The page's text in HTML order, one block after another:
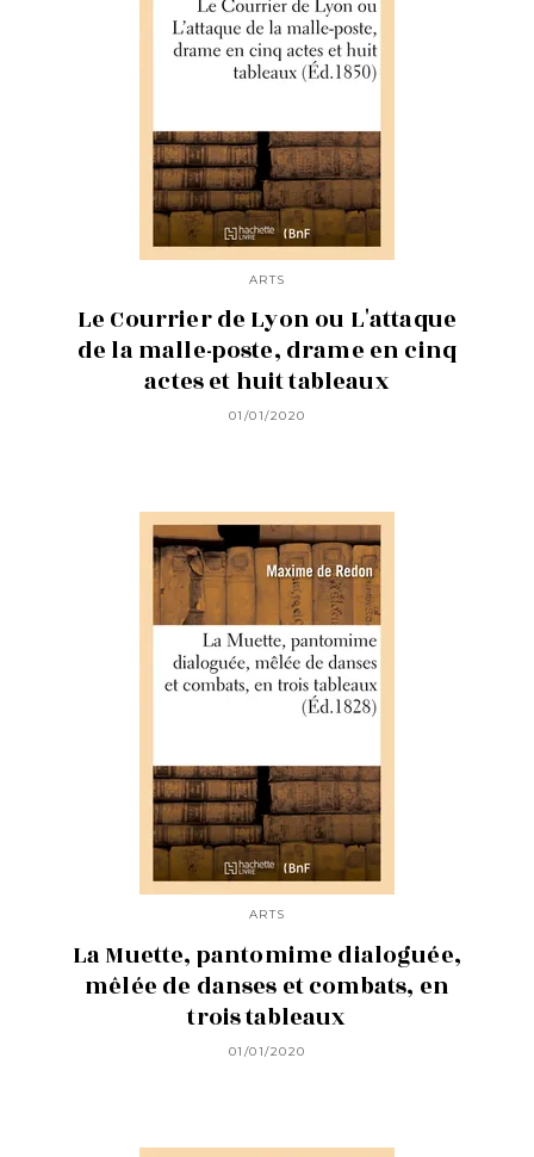
ARTS
Le Courrier de Lyon ou L'attaque
de la malle-poste, drame en cinq
actes et huit tableaux
01/01/2020
ARTS
La Muette, pantomime dialoguée,
mêlée de danses et combats, en
trois tableaux
01/01/2020